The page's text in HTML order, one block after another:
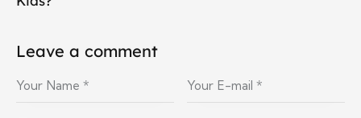
Leave a comment